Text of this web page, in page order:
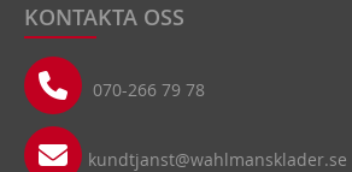
KONTAKTA OSS
070-266 79 78
kundtjanst@wahlmansklader.se